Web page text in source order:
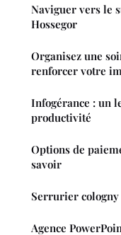
Naviguer vers le
Hossegor
Organisez une
renforcer votre
Infogérance : un
productivité
Options de
savoir
Serrurier
Agence